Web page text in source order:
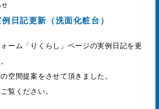
せ
日記更新（洗面化粧台）
ーム「りくらし」ページの実例日記を更
空間提案をさせて頂きました。
覧ください。